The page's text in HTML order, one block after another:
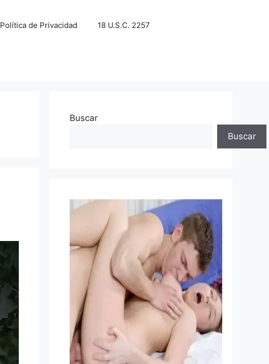
Política de Privacidad 18 U.S.C. 2257
Buscar
Buscar